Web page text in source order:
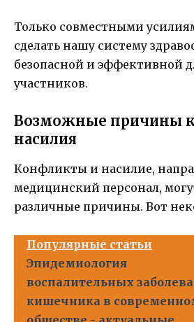
Только совместными
сделать нашу систему
безопасной и эффективной
участников.
Возможные причины
насилия
Конфликты и насилие,
медицинский персонал,
различные причины. Вот
Популярные статьи
Эпидемиология
воспалительных
кишечника в